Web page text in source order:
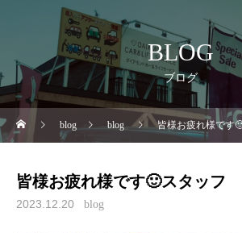
BLOG
ブログ
blog blog 皆様お疲れ様です
皆様お疲れ様です🙂スタッフ
2023.12.20 blog